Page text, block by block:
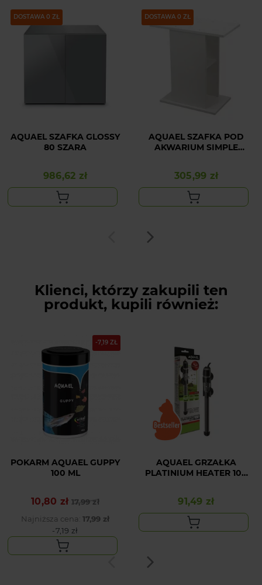
DOSTAWA 0 ZŁ
AQUAEL SZAFKA GLOSSY
80 SZARA
Cena
986,62 zł
DOSTAWA 0 ZŁ
AQUAEL SZAFKA POD
AKWARIUM SIMPLE
Cena
305,99 zł
Klienci, którzy zakupili ten
produkt, kupili również:
-7,19 ZŁ
POKARM AQUAEL GUPPY
100 ML
Cena podstawowa
17,99 zł
Cena
10,80 zł
Najniższa cena: 17,99 zł
-7,19 zł
AQUAEL GRZAŁKA
PLATINIUM HEATER 100
Cena
91,49 zł